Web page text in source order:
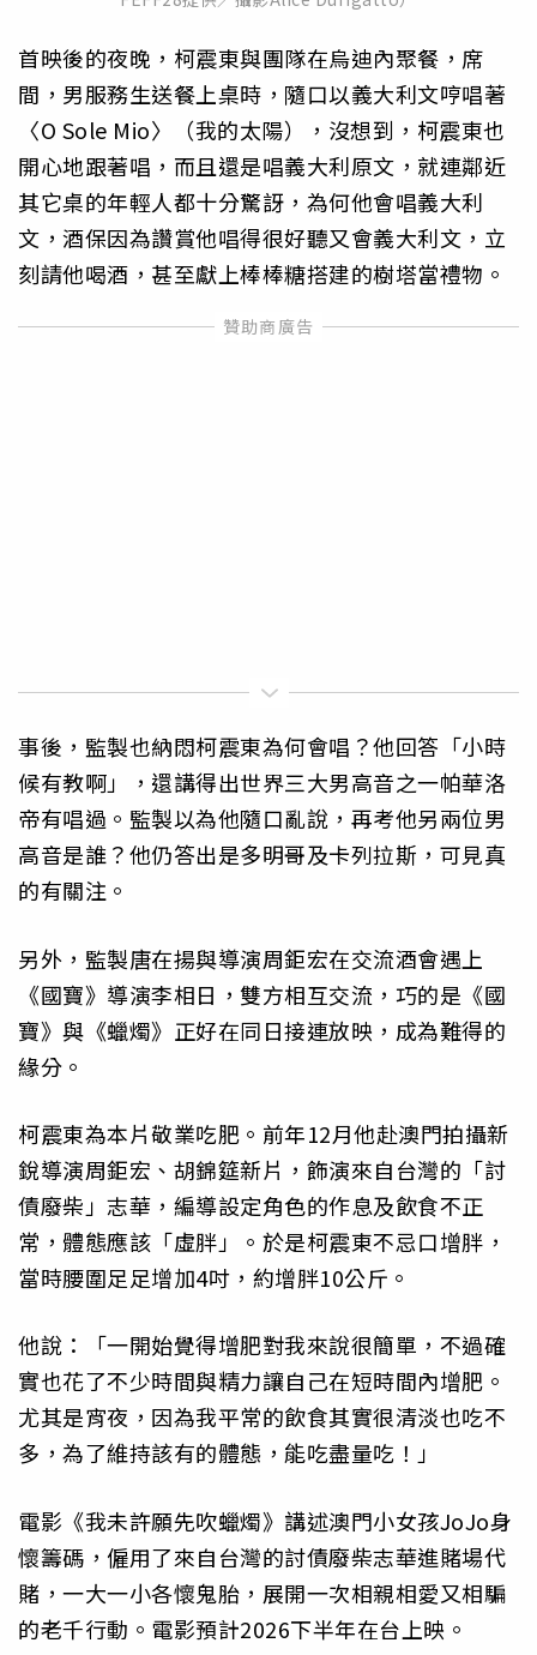
首映後的夜晚，柯震東與團隊在烏迪內聚餐，席
間，男服務生送餐上桌時，隨口以義大利文哼唱著
〈O Sole Mio〉（我的太陽），沒想到，柯震東也
開心地跟著唱，而且還是唱義大利原文，就連鄰近
其它桌的年輕人都十分驚訝，為何他會唱義大利
文，酒保因為讚賞他唱得很好聽又會義大利文，立
刻請他喝酒，甚至獻上棒棒糖搭建的樹塔當禮物。
事後，監製也納悶柯震東為何會唱？他回答「小時
候有教啊」，還講得出世界三大男高音之一帕華洛
帝有唱過。監製以為他隨口亂說，再考他另兩位男
高音是誰？他仍答出是多明哥及卡列拉斯，可見真
的有關注。
另外，監製唐在揚與導演周鉅宏在交流酒會遇上
《國寶》導演李相日，雙方相互交流，巧的是《國
寶》與《蠟燭》正好在同日接連放映，成為難得的
緣分。
柯震東為本片敬業吃肥。前年12月他赴澳門拍攝新
銳導演周鉅宏、胡錦筵新片，飾演來自台灣的「討
債廢柴」志華，編導設定角色的作息及飲食不正
常，體態應該「虛胖」。於是柯震東不忌口增胖，
當時腰圍足足增加4吋，約增胖10公斤。
他說：「一開始覺得增肥對我來說很簡單，不過確
實也花了不少時間與精力讓自己在短時間內增肥。
尤其是宵夜，因為我平常的飲食其實很清淡也吃不
多，為了維持該有的體態，能吃盡量吃！」
電影《我未許願先吹蠟燭》講述澳門小女孩JoJo身
懷籌碼，僱用了來自台灣的討債廢柴志華進賭場代
賭，一大一小各懷鬼胎，展開一次相親相愛又相騙
的老千行動。電影預計2026下半年在台上映。